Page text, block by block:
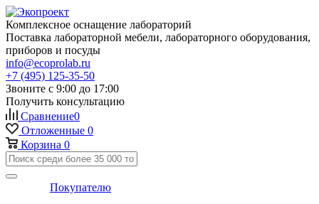
Комплексное оснащение лабораторий
Поставка лабораторной мебели, лабораторного оборудования,
приборов и посуды
info@ecoprolab.ru
+7 (495) 125-35-50
Звоните с 9:00 до 17:00
Получить консультацию
Сравнение0
Отложенные 0
Корзина 0
Покупателю